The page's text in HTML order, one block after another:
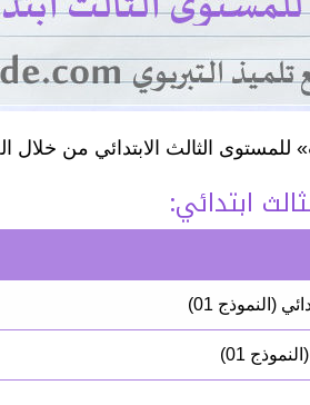
للمستوى الثالث الابتدائي من خلال
ابتدائي:
(النموذج 01)
01)